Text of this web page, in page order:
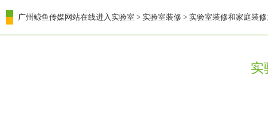
广州鲸鱼传媒网站在线进入实验室 > 实验室装修 > 实验室装修和家庭装
实